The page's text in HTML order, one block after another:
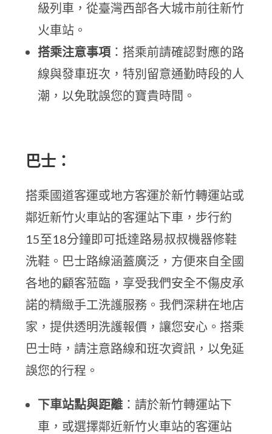
級列車，從臺灣西部各大城市前往新竹
火車站。
搭乘注意事項 ：搭乘前請確認對應的路
線與發車班次，特別留意通勤時段的人
潮，以免耽誤您的寶貴時間。
巴士：
搭乘國道客運或地方客運於新竹轉運站或
鄰近新竹火車站的客運站下車，步行約
15至18分鐘即可抵達路易叔叔機器修鞋
洗鞋。巴士路線涵蓋廣泛，方便來自全國
各地的顧客蒞臨，享受我們安全不傷皮承
諾的精緻手工洗護服務。我們深耕在地店
家，提供透明洗護報價，讓您安心。搭乘
巴士時，請注意路線和班次資訊，以免延
誤您的行程。
下車站點與距離 ：請於新竹轉運站下
車，或選擇鄰近新竹火車站的客運站